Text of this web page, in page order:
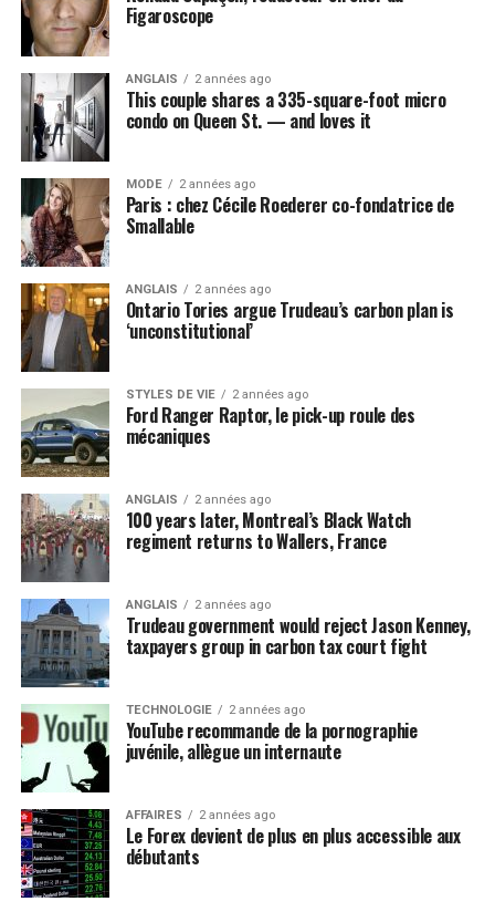
Figaroscope
ANGLAIS 2 années ago
This couple shares a 335-square-foot micro
condo on Queen St. — and loves it
MODE 2 années ago
Paris : chez Cécile Roederer co-fondatrice de
Smallable
ANGLAIS 2 années ago
Ontario Tories argue Trudeau’s carbon plan is
‘unconstitutional’
STYLES DE VIE 2 années ago
Ford Ranger Raptor, le pick-up roule des
mécaniques
ANGLAIS 2 années ago
100 years later, Montreal’s Black Watch
regiment returns to Wallers, France
ANGLAIS 2 années ago
Trudeau government would reject Jason Kenney,
taxpayers group in carbon tax court fight
TECHNOLOGIE 2 années ago
YouTube recommande de la pornographie
juvénile, allègue un internaute
AFFAIRES 2 années ago
Le Forex devient de plus en plus accessible aux
débutants